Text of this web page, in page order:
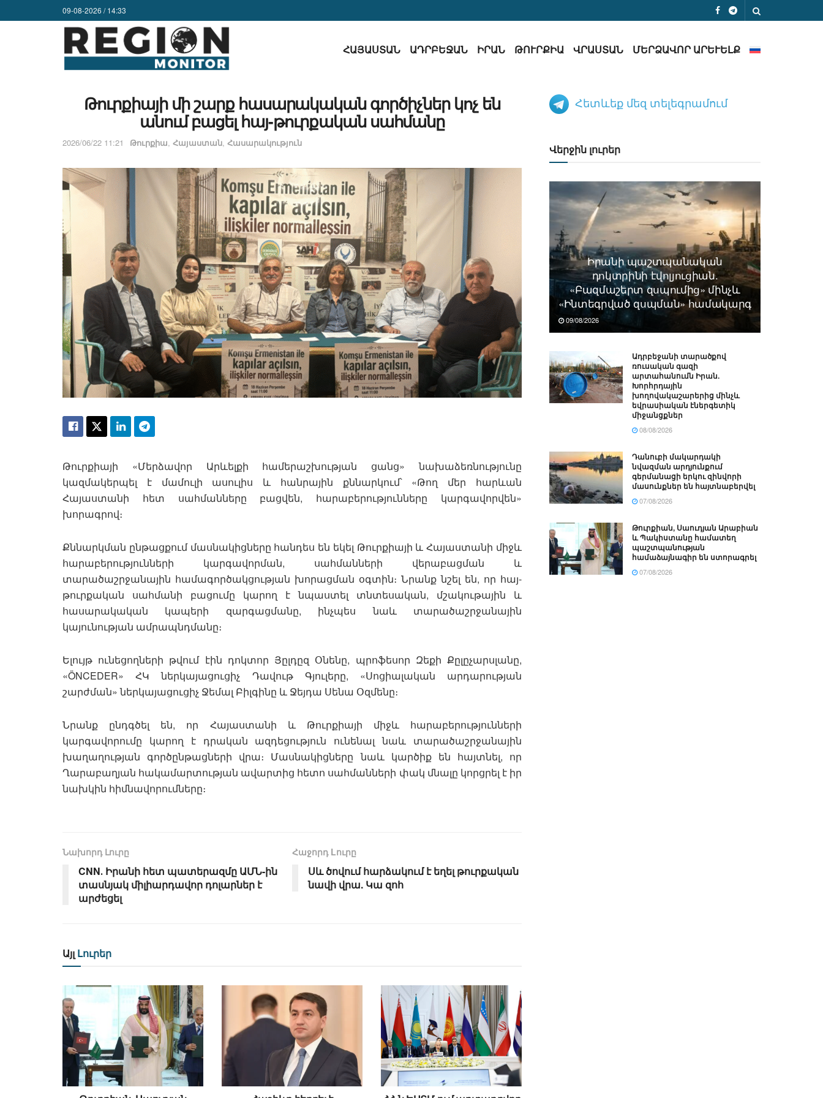
09-08-2026 / 14:33
ՀԱՅԱՍՏԱՆ ԱԴՐԲԵՋԱՆ ԻՐԱՆ ԹՈՒՐՔԻԱ ՎՐԱՍՏԱՆ ՄԵՐՁԱՎՈՐ ԱՐԵՒԵԼՔ
Թուրքիայի մի շարք հասարակական գործիչներ կոչ են
անում բացել հայ-թուրքական սահմանը
2026/06/22 11:21 Թուրքիա, Հայաստան, Հասարակություն
Թուրքիայի «Մերձավոր Արևելքի համերաշխության ցանց» նախաձեռնությունը
կազմակերպել է մամուլի ասուլիս և հանրային քննարկում՝ «Թող մեր հարևան
Հայաստանի հետ սահմանները բացվեն, հարաբերությունները կարգավորվեն»
խորագրով։
Քննարկման ընթացքում մասնակիցները հանդես են եկել Թուրքիայի և Հայաստանի միջև
հարաբերությունների կարգավորման, սահմանների վերաբացման և
տարածաշրջանային համագործակցության խորացման օգտին։ Նրանք նշել են, որ հայ-
թուրքական սահմանի բացումը կարող է նպաստել տնտեսական, մշակութային և
հասարակական կապերի զարգացմանը, ինչպես նաև տարածաշրջանային
կայունության ամրապնդմանը։
Ելույթ ունեցողների թվում էին դոկտոր Յըլդըզ Օնենը, պրոֆեսոր Զեքի Քըլըչարսլանը,
«ÖNCEDER» ՀԿ ներկայացուցիչ Դավութ Գյուլերը, «Սոցիալական արդարության
շարժման» ներկայացուցիչ Ջեմալ Բիլգինը և Ջեյդա Սենա Օզմենը։
Նրանք ընդգծել են, որ Հայաստանի և Թուրքիայի միջև հարաբերությունների
կարգավորումը կարող է դրական ազդեցություն ունենալ նաև տարածաշրջանային
խաղաղության գործընթացների վրա։ Մասնակիցները նաև կարծիք են հայտնել, որ
Ղարաբաղյան հակամարտության ավարտից հետո սահմանների փակ մնալը կորցրել է իր
նախկին հիմնավորումները։
Նախորդ Լուրը
CNN․ Իրանի հետ պատերազմը ԱՄՆ-ին
տասնյակ միլիարդավոր դոլարներ է
արժեցել
Հաջորդ Lուրը
Սև ծովում հարձակում է եղել թուրքական
նավի վրա. Կա զոհ
Այլ Լուրեր
Հետևեք մեզ տելեգրամում
Վերջին լուրեր
Իրանի պաշտպանական
դոկտրինի էվոլյուցիան.
«Բազմաշերտ զսպումից» մինչև
«Ինտեգրված զսպման» համակարգ
09/08/2026
Ադրբեջանի տարածքով
ռուսական գազի
արտահանումն Իրան.
Խորհրդային
խողովակաշարերից մինչև
եվրասիական էներգետիկ
միջանցքներ
08/08/2026
Դանուբի մակարդակի
նվազման արդյունքում
գերմանացի երկու զինվորի
մասունքներ են հայտնաբերվել
07/08/2026
Թուրքիան, Սաուդյան Արաբիան
և Պակիստանը համատեղ
պաշտպանության
համաձայնագիր են ստորագրել
07/08/2026